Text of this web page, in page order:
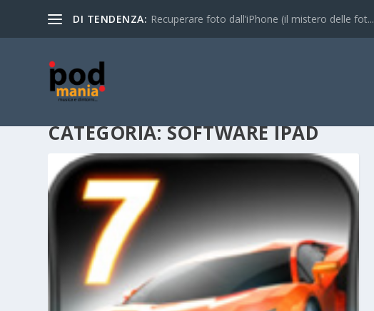
DI TENDENZA: Recuperare foto dall’iPhone (il mistero delle fot...
CATEGORIA:SOFTWARE IPAD